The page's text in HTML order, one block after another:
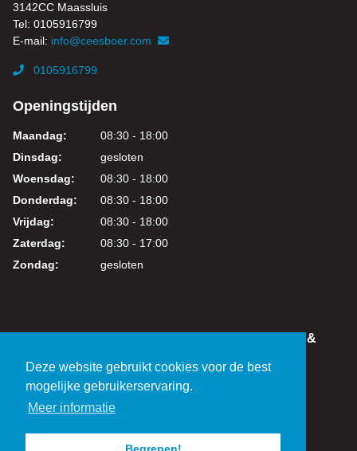
Deze website gebruikt cookies voor de best
mogelijke gebruikerservaring.
Meer informatie
3142CC Maassluis
Tel: 0105916799
E-mail: info@ceesboer.com
0105916799
Openingstijden
Maandag:
08:30 - 18:00
Dinsdag:
gesloten
Woensdag:
08:30 - 18:00
Donderdag:
08:30 - 18:00
Vrijdag:
08:30 - 18:00
Zaterdag:
08:30 - 17:00
Zondag:
gesloten
IN DEZE WEBSHOP KUNT U VEILIG WINKELEN &
BTW: NL821038461B01